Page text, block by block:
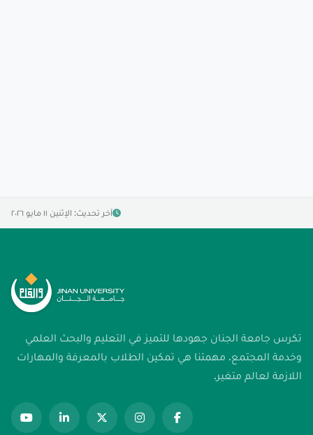
آخر تحديث: الإثنين ١١ مايو ٢٠٢٦
تكرس جامعة الجنان جهودها للتميز في التعليم والبحث العلمي
وخدمة المجتمع. مهمتنا هي تمكين الطلاب بالمعرفة والمهارات
اللازمة لعالم متغير.